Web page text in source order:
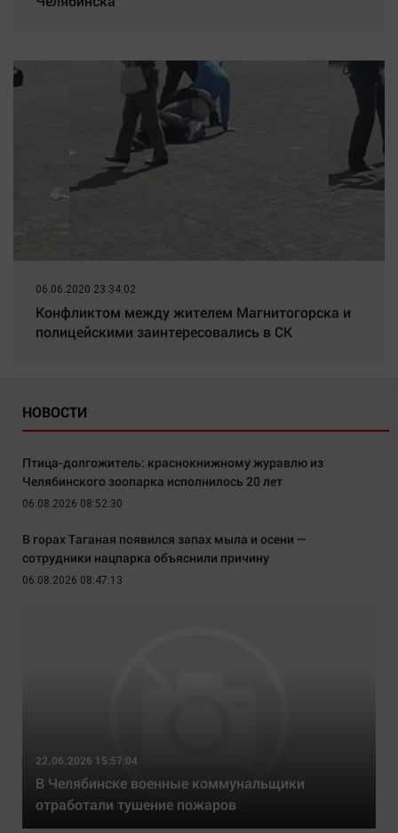
06.06.2020 23:34:02
Конфликтом между жителем Магнитогорска и
полицейскими заинтересовались в СК
НОВОСТИ
Птица-долгожитель: краснокнижному журавлю из
Челябинского зоопарка исполнилось 20 лет
06.08.2026 08:52:30
В горах Таганая появился запах мыла и осени —
сотрудники нацпарка объяснили причину
06.08.2026 08:47:13
22.06.2026 15:57:04
В Челябинске военные коммунальщики
отработали тушение пожаров